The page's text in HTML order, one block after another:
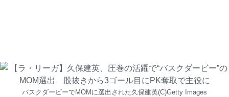
バスクダービーでMOMに選出された久保建英(C)Getty Images